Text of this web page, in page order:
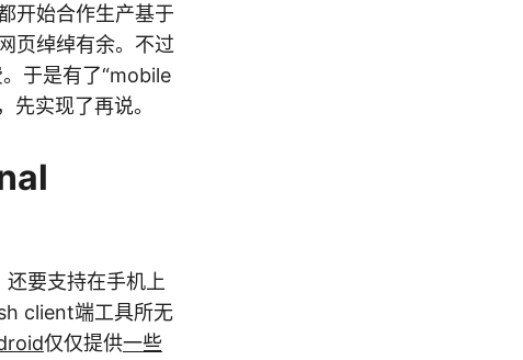
开始合作生产基于
页绰绰有余。不过
于是有了“mobile
实现了再说。
要支持在手机上
client端工具所无
仅仅提供一些